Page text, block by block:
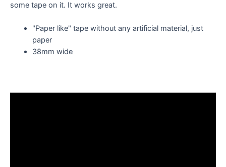
some tape on it. It works great.
"Paper like" tape without any artificial material, just
paper
38mm wide